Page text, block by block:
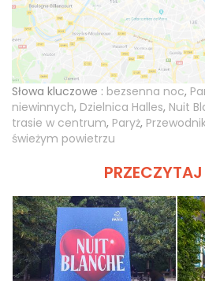
Słowa kluczowe : bezsenna noc,
niewinnych, Dzielnica Halles, Nuit
trasie w centrum, Paryż,
świeżym powietrzu
PRZECZYTAJ